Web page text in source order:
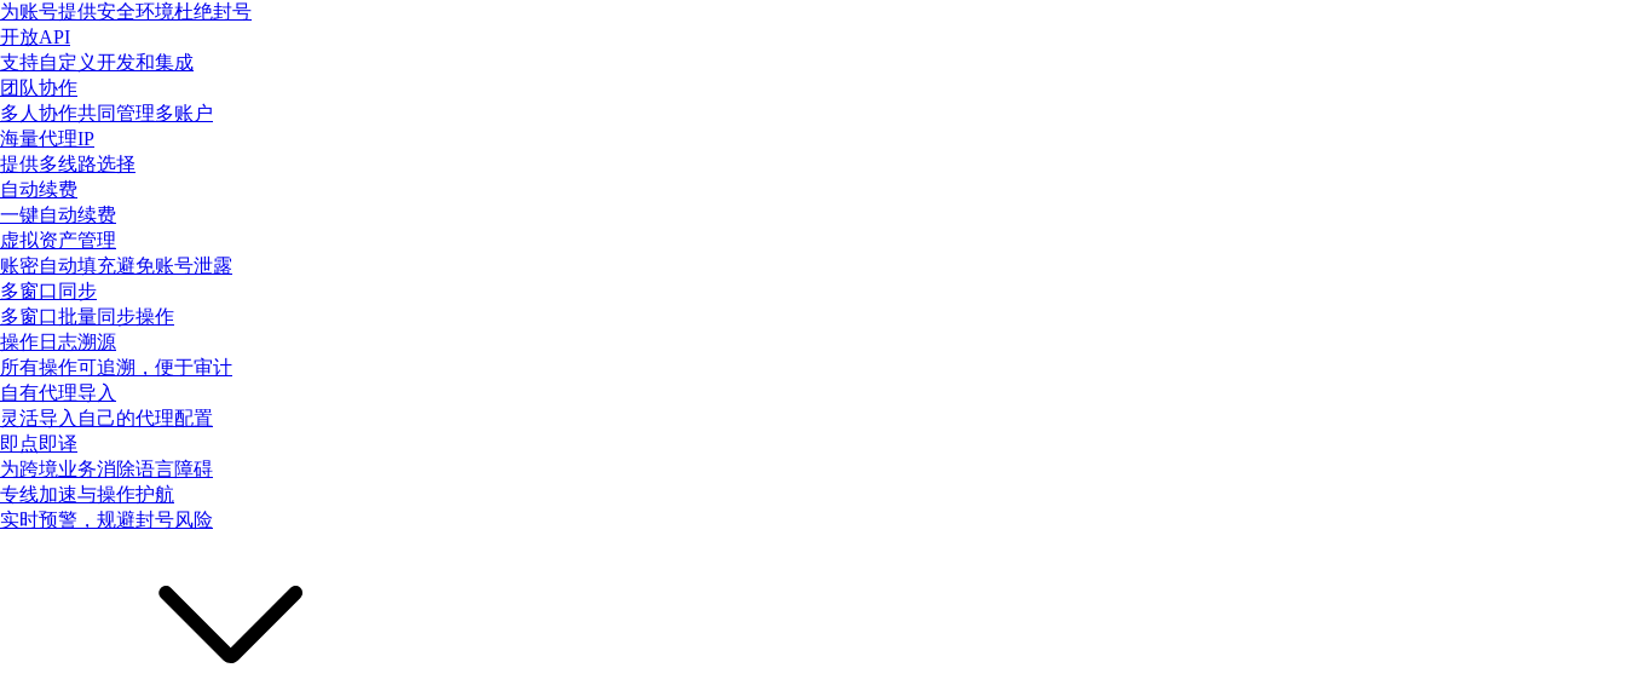
为账号提供安全环境杜绝封号
开放API
支持自定义开发和集成
团队协作
多人协作共同管理多账户
海量代理IP
提供多线路选择
自动续费
一键自动续费
虚拟资产管理
账密自动填充避免账号泄露
多窗口同步
多窗口批量同步操作
操作日志溯源
所有操作可追溯，便于审计
自有代理导入
灵活导入自己的代理配置
即点即译
为跨境业务消除语言障碍
专线加速与操作护航
实时预警，规避封号风险